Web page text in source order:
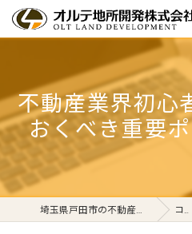
不動産業界初心
おくべき重要
埼玉県戸田市の不動産ならオルテ地所開発株式会社 コラム